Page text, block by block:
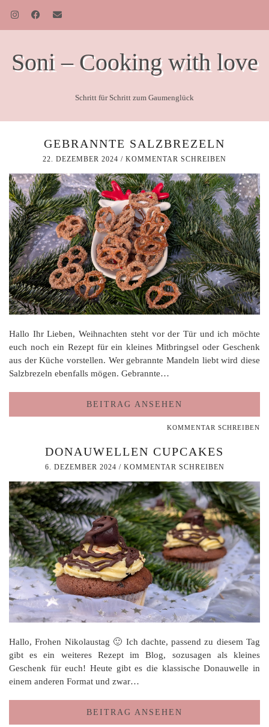
Soni – Cooking with love
Schritt für Schritt zum Gaumenglück
GEBRANNTE SALZBREZELN
22. DEZEMBER 2024 / KOMMENTAR SCHREIBEN
Hallo Ihr Lieben, Weihnachten steht vor der Tür und ich möchte
euch noch ein Rezept für ein kleines Mitbringsel oder Geschenk
aus der Küche vorstellen. Wer gebrannte Mandeln liebt wird diese
Salzbrezeln ebenfalls mögen. Gebrannte…
BEITRAG ANSEHEN
KOMMENTAR SCHREIBEN
DONAUWELLEN CUPCAKES
6. DEZEMBER 2024 / KOMMENTAR SCHREIBEN
Hallo, Frohen Nikolaustag 🙂 Ich dachte, passend zu diesem Tag
gibt es ein weiteres Rezept im Blog, sozusagen als kleines
Geschenk für euch! Heute gibt es die klassische Donauwelle in
einem anderen Format und zwar…
BEITRAG ANSEHEN